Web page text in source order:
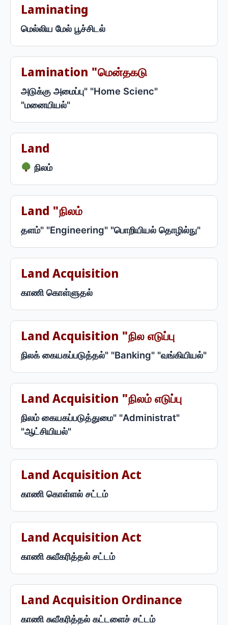
Laminating
மெல்லிய மேல் பூச்சிடல்
Lamination "மென்தகடு
அடுக்கு அமைப்பு" "Home Scienc"
"மனையியல்"
Land
நிலம்
Land "நிலம்
தளம்" "Engineering" "பொறியியல் தொழில்நு"
Land Acquisition
காணி கொள்ளுதல்
Land Acquisition "நில எடுப்பு
நிலக் கையகப்படுத்தல்" "Banking" "வங்கியியல்"
Land Acquisition "நிலம் எடுப்பு
நிலம் கையகப்படுத்துமை" "Administrat"
"ஆட்சியியல்"
Land Acquisition Act
காணி கொள்ளல் சட்டம்
Land Acquisition Act
காணி சுவீகரித்தல் சட்டம்
Land Acquisition Ordinance
காணி சுவீகரித்தல் கட்டளைச் சட்டம்